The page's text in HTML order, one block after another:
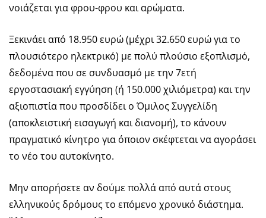
νοιάζεται για φρου-φρου και αρώματα.
Ξεκινάει από 18.950 ευρώ (μέχρι 32.650 ευρώ για το
πλουσιότερο ηλεκτρικό) με πολύ πλούσιο εξοπλισμό,
δεδομένα που σε συνδυασμό με την 7ετή
εργοστασιακή εγγύηση (ή 150.000 χιλιόμετρα) και την
αξιοπιστία που προσδίδει ο Όμιλος Συγγελίδη
(αποκλειστική εισαγωγή και διανομή), το κάνουν
πραγματικό κίνητρο για όποιον σκέφτεται να αγοράσει
το νέο του αυτοκίνητο.
Μην απορήσετε αν δούμε πολλά από αυτά στους
ελληνικούς δρόμους το επόμενο χρονικό διάστημα.